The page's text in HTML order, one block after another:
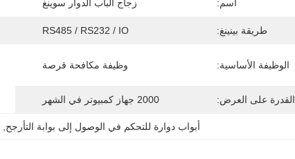
اسم: زجاج الباب الدوار سوينغ
طريقة بينينغ: RS485 / RS232 / IO
الوظيفة الأساسية: وظيفة مكافحة قرصة
القدرة على العرض: 2000 جهاز كمبيوتر في الشهر
أبواب دوارة للتحكم في الوصول إلى بوابة التأرجح